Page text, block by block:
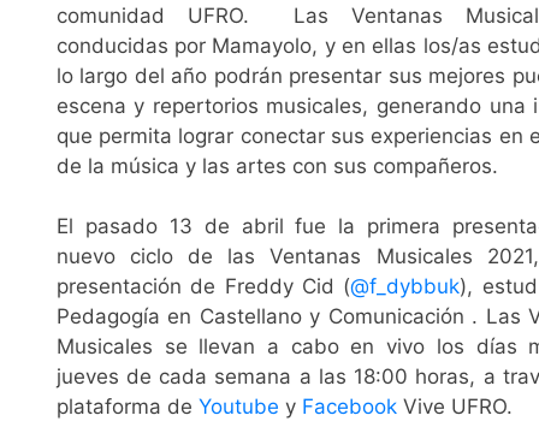
comunidad UFRO. Las Ventanas
conducidas por Mamayolo, y en ellas los/as
lo largo del año podrán presentar sus mejores
escena y repertorios musicales, generando una
que permita lograr conectar sus experiencias en
de la música y las artes con sus compañeros.
El pasado 13 de abril fue la primera
nuevo ciclo de las Ventanas Musicales
presentación de Freddy Cid (@f_dybbuk),
Pedagogía en Castellano y Comunicación . Las
Musicales se llevan a cabo en vivo los días
jueves de cada semana a las 18:00 horas, a
plataforma de Youtube y FacebookVive UFRO.